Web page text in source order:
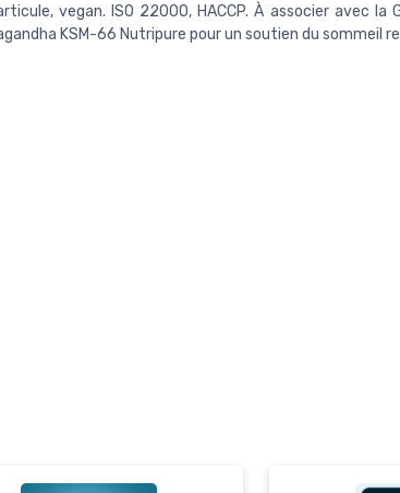
vegan. ISO 22000, HACCP. À associer avec la
KSM-66 Nutripure pour un soutien du sommeil